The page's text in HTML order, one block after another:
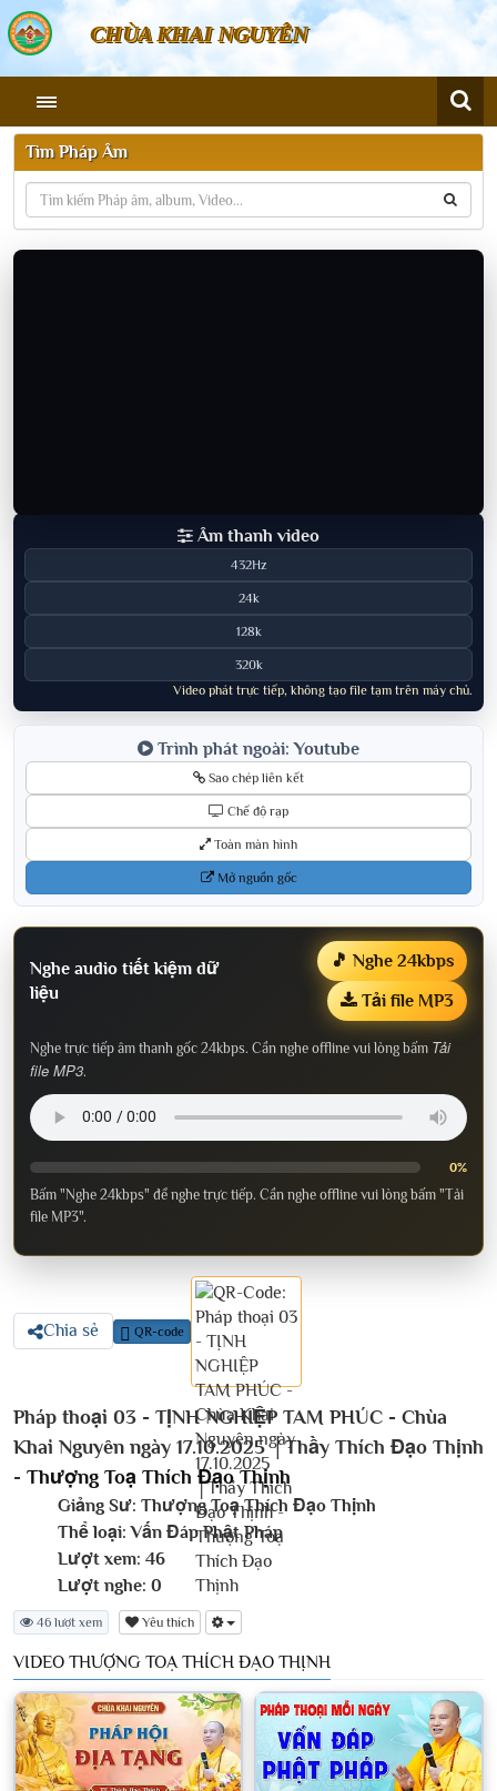
CHÙA KHAI NGUYÊN
Tìm Pháp Âm
Âm thanh video
432Hz
24k
128k
320k
Video phát trực tiếp, không tạo file tạm trên máy chủ.
Trình phát ngoài: Youtube
Sao chép liên kết
Chế độ rạp
Toàn màn hình
Mở nguồn gốc
Nghe audio tiết kiệm dữ
liệu
🎵 Nghe 24kbps
Tải file MP3
Nghe trực tiếp âm thanh gốc 24kbps. Cần nghe offline vui lòng bấm Tải
file MP3.
0%
Bấm "Nghe 24kbps" để nghe trực tiếp. Cần nghe offline vui lòng bấm "Tải
file MP3".
Chia sẻ QR-code
Pháp thoại 03 - TỊNH NGHIỆP TAM PHÚC - Chùa
Khai Nguyên ngày 17.10.2025 │Thầy Thích Đạo Thịnh
- Thượng Toạ Thích Đạo Thịnh
Giảng Sư: Thượng Toạ Thích Đạo Thịnh
Thể loại: Vấn Đáp Phật Pháp
Lượt xem: 46
Lượt nghe: 0
46 lượt xem Yêu thích
VIDEO THƯỢNG TOẠ THÍCH ĐẠO THỊNH